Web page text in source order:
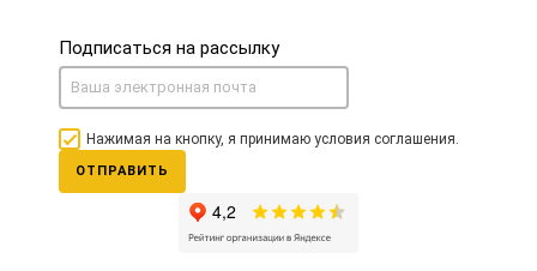
Подписаться на рассылку
Нажимая на кнопку, я принимаю условия соглашения.
ОТПРАВИТЬ